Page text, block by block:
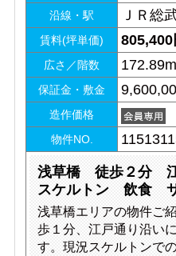
沿線・駅 ＪＲ総
賃料(坪単価) 805,400
広さ／階数
保証金・敷金
造作価格
物件NO.
浅草橋 徒歩２分
スケルトン 飲食
浅草橋エリアの物件ご
歩１分、江戸通り沿い
す。現況スケルトンで